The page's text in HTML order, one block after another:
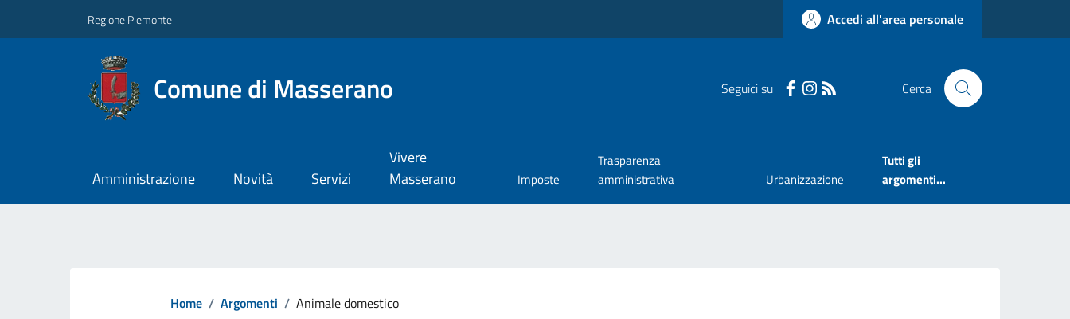
Regione Piemonte Accedi all'area personale
Comune di Masserano Seguici su Cerca
Amministrazione Novità Servizi
Vivere
Masserano
Imposte
Trasparenza
amministrativa
Urbanizzazione
Tutti gli
argomenti...
Home / Argomenti / Animale domestico